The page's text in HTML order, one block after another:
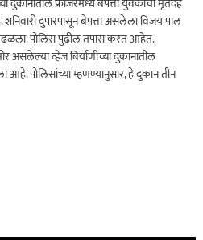
दुपारपासून बेपत्ता असलेला विजय पाल
पोलिस पुढील तपास करत आहेत.
व्हेज बिर्याणीच्या दुकानातील
पोलिसांच्या म्हणण्यानुसार, हे दुकान तीन